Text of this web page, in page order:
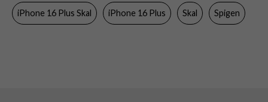
Färg Genomskinlig
iPhone 16 Plus Skal iPhone 16 Plus Skal Spigen